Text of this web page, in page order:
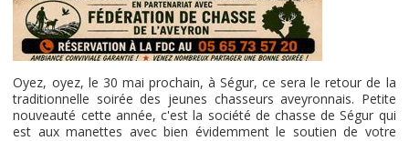
Oyez, oyez, le 30 mai prochain, à Ségur, ce sera le retour de la
traditionnelle soirée des jeunes chasseurs aveyronnais. Petite
nouveauté cette année, c'est la société de chasse de Ségur qui
est aux manettes avec bien évidemment le soutien de votre